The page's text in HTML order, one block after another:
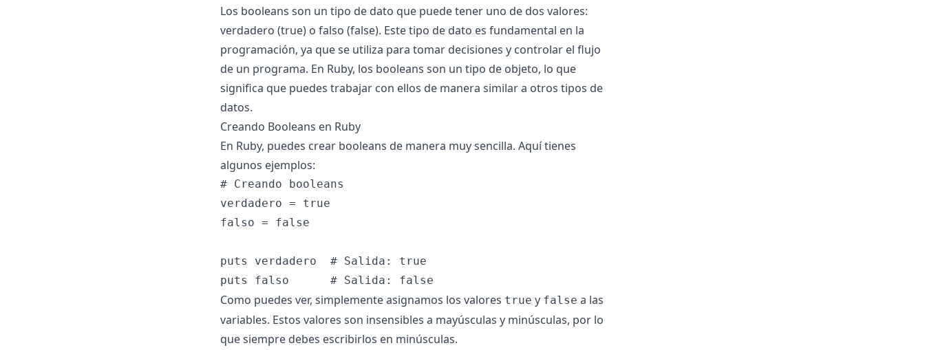
Los booleans son un tipo de dato que puede tener uno de dos valores:
verdadero (true) o falso (false). Este tipo de dato es fundamental en la
programación, ya que se utiliza para tomar decisiones y controlar el flujo
de un programa. En Ruby, los booleans son un tipo de objeto, lo que
significa que puedes trabajar con ellos de manera similar a otros tipos de
datos.
Creando Booleans en Ruby
En Ruby, puedes crear booleans de manera muy sencilla. Aquí tienes
algunos ejemplos:
# Creando booleans
verdadero = true
falso = false
puts verdadero  # Salida: true
Como puedes ver, simplemente asignamos los valores true y false a las
variables. Estos valores son insensibles a mayúsculas y minúsculas, por lo
que siempre debes escribirlos en minúsculas.